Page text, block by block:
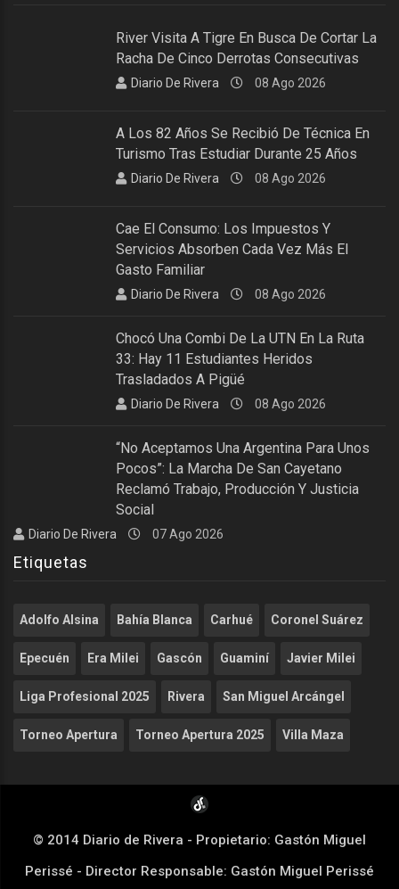
River Visita A Tigre En Busca De Cortar La
Racha De Cinco Derrotas Consecutivas
Diario De Rivera 08 Ago 2026
A Los 82 Años Se Recibió De Técnica En
Turismo Tras Estudiar Durante 25 Años
Diario De Rivera 08 Ago 2026
Cae El Consumo: Los Impuestos Y
Servicios Absorben Cada Vez Más El
Gasto Familiar
Diario De Rivera 08 Ago 2026
Chocó Una Combi De La UTN En La Ruta
33: Hay 11 Estudiantes Heridos
Trasladados A Pigüé
Diario De Rivera 08 Ago 2026
“No Aceptamos Una Argentina Para Unos
Pocos”: La Marcha De San Cayetano
Reclamó Trabajo, Producción Y Justicia
Social
Diario De Rivera 07 Ago 2026
Etiquetas
Adolfo Alsina Bahía Blanca Carhué Coronel Suárez
Epecuén Era Milei Gascón Guaminí Javier Milei
Liga Profesional 2025 Rivera San Miguel Arcángel
Torneo Apertura Torneo Apertura 2025 Villa Maza
© 2014 Diario de Rivera - Propietario: Gastón Miguel
Perissé - Director Responsable: Gastón Miguel Perissé